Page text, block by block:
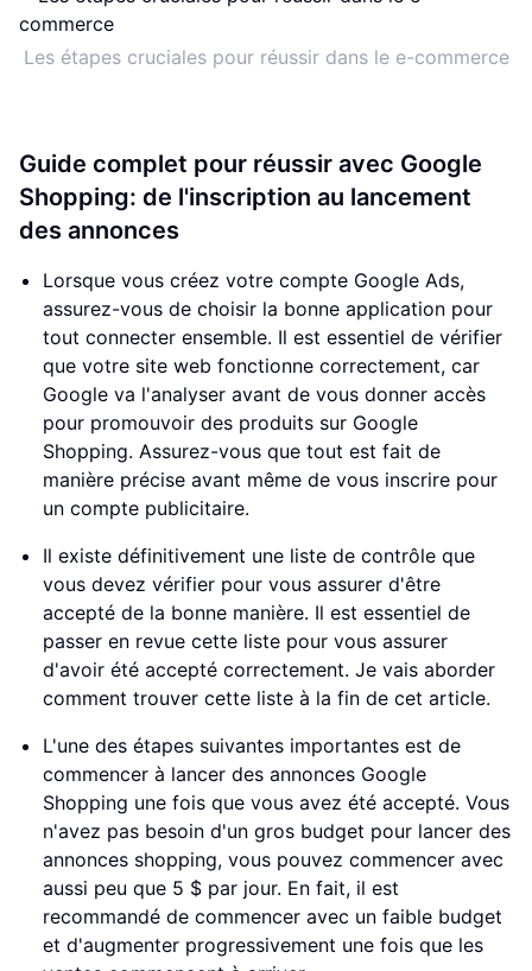
Les étapes cruciales pour réussir dans le e-commerce
Guide complet pour réussir avec Google
Shopping: de l'inscription au lancement
des annonces
Lorsque vous créez votre compte Google Ads,
assurez-vous de choisir la bonne application pour
tout connecter ensemble. Il est essentiel de vérifier
que votre site web fonctionne correctement, car
Google va l'analyser avant de vous donner accès
pour promouvoir des produits sur Google
Shopping. Assurez-vous que tout est fait de
manière précise avant même de vous inscrire pour
un compte publicitaire.
Il existe définitivement une liste de contrôle que
vous devez vérifier pour vous assurer d'être
accepté de la bonne manière. Il est essentiel de
passer en revue cette liste pour vous assurer
d'avoir été accepté correctement. Je vais aborder
comment trouver cette liste à la fin de cet article.
L'une des étapes suivantes importantes est de
commencer à lancer des annonces Google
Shopping une fois que vous avez été accepté. Vous
n'avez pas besoin d'un gros budget pour lancer des
annonces shopping, vous pouvez commencer avec
aussi peu que 5 $ par jour. En fait, il est
recommandé de commencer avec un faible budget
et d'augmenter progressivement une fois que les